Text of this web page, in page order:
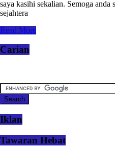
saya kasihi sekalian. Semoga anda
sejahtera
Read More
Carian
Iklan
Tawaran Hebat